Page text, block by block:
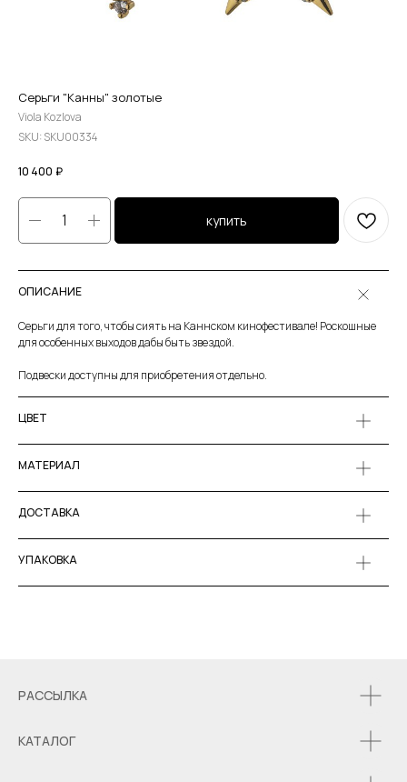
Серьги "Канны" золотые
Viola Kozlova
SKU: SKU00334
10 400 ₽
купить
ОПИСАНИЕ
Серьги для того, чтобы сиять на Каннском кинофестивале! Роскошные
для особенных выходов дабы быть звездой.
Подвески доступны для приобретения отдельно.
ЦВЕТ
МАТЕРИАЛ
ДОСТАВКА
УПАКОВКА
РАССЫЛКА
КАТАЛОГ